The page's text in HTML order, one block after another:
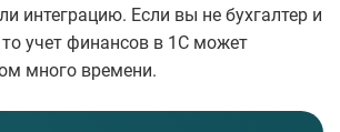
интеграцию. Если вы не бухгалтер и
учет финансов в 1С может
много времени.